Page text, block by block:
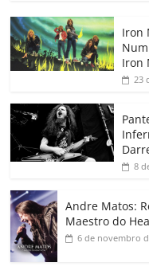
c
e
b
o
o
k
itt
er
Iron
Iron
23
8
Andre Matos:
Maestro do
6 de novembro